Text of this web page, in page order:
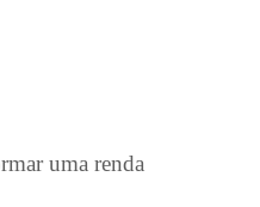
uma renda